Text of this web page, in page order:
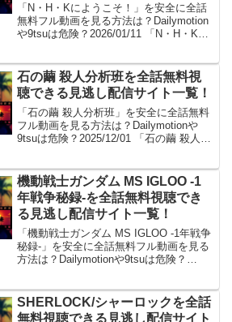
「N・H・Kにようこそ！」を安全に全話
無料フル動画を見る方法は？Dailymotion
や9tsuは危険？2026/01/11 「N・H・Kに
ビス終了、dail...
石の繭 殺人分析班を全話無料視
聴できる見逃し配信サイト一覧！
「石の繭 殺人分析班」を安全に全話無料
フル動画を見る方法は？Dailymotionや
9tsuは危険？2025/12/01 「石の繭 殺人分
了、dailymot...
機動戦士ガンダム MS IGLOO -1
年戦争秘録-を全話無料視聴でき
る見逃し配信サイト一覧！
「機動戦士ガンダム MS IGLOO -1年戦争
秘録-」を安全に全話無料フル動画を見る
方法は？Dailymotionや9tsuは危険？
い！」。見れるよ！...
SHERLOCK/シャーロックを全話
無料視聴できる見逃し配信サイト